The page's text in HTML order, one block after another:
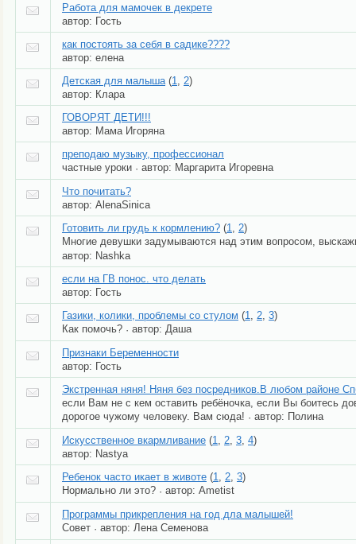
Работа для мамочек в декрете
автор: Гость
как постоять за себя в садике????
автор: елена
Детская для малыша (1 2)
автор: Клара
ГОВОРЯТ ДЕТИ!!!
автор: Мама Игоряна
преподаю музыку, профессионал
частные уроки · автор: Маргарита Игоревна
Что почитать?
автор: AlenaSinica
Готовить ли грудь к кормлению? (1 2)
Многие девушки задумываются над этим вопросом,
автор: Nashka
если на ГВ понос. что делать
автор: Гость
Газики, колики, проблемы со стулом (1 2 3)
Как помочь? · автор: Даша
Признаки Беременности
автор: Гость
Экстренная няня! Няня без посредников.В любом районе
если Вам не с кем оставить ребёночка, если Вы боитесь
дорогое чужому человеку. Вам сюда! · автор: Полина
Искусственное вкармливание (1 2 3 4)
автор: Nastya
Ребенок часто икает в животе (1 2 3)
Нормально ли это? · автор: Ametist
Программы прикрепления на год дла малышей!
Совет · автор: Лена Семенова